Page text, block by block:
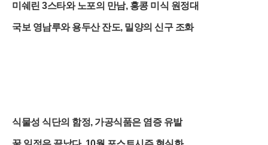
미쉐린 3스타와 노포의 만남, 홍콩 미식 원정대
국보 영남루와 용두산 잔도, 밀양의 신구 조화
식물성 식단의 함정, 가공식품은 염증 유발